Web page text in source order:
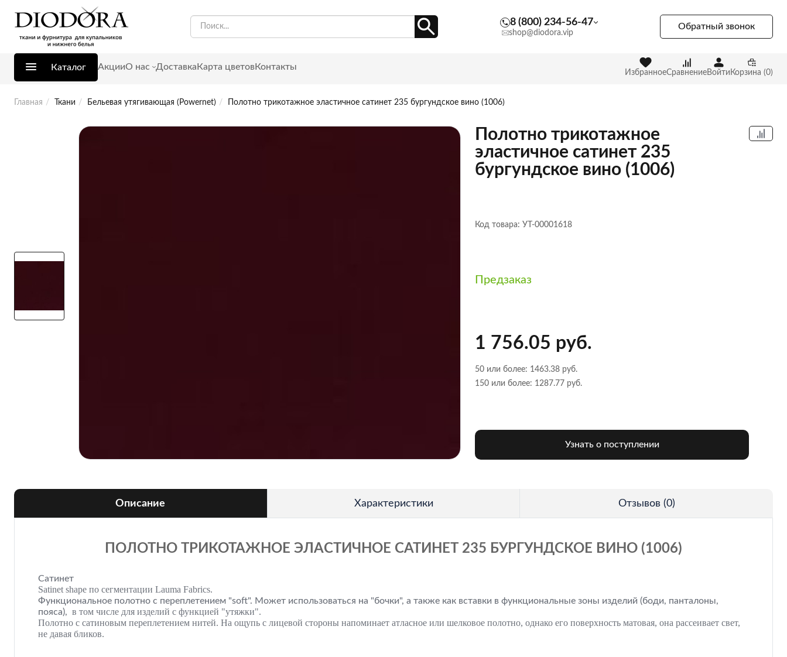
8 (800) 234-56-47
shop@diodora.vip
Обратный звонок
Каталог АкцииО нас Доставка Карта цветовКонтакты
ИзбранноеСравнениеВойти Корзина (0)
Главная Ткани Бельевая утягивающая (Powernet) Полотно трикотажное эластичное сатинет 235 бургундское вино (1006)
Полотно трикотажное
эластичное сатинет 235
бургундское вино (1006)
Код товара: УТ-00001618
Предзаказ
1 756.05 руб.
50 или более: 1463.38 руб.
150 или более: 1287.77 руб.
Узнать о поступлении
Описание Характеристики Отзывов (0)
ПОЛОТНО ТРИКОТАЖНОЕ ЭЛАСТИЧНОЕ САТИНЕТ 235 БУРГУНДСКОЕ ВИНО (1006)
Сатинет
Satinet shape по сегментации Lauma Fabrics.
Функциональное полотно с переплетением "soft". Может использоваться на "бочки", а также как вставки в функциональные зоны изделий (боди, панталоны,
пояса), в том числе для изделий с функцией "утяжки".
Полотно с сатиновым переплетением нитей. На ощупь с лицевой стороны напоминает атласное или шелковое полотно, однако его поверхность матовая, она рассеивает свет,
не давая бликов.